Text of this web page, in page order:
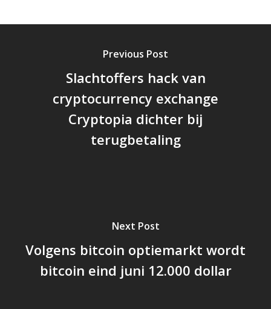
Previous Post
Slachtoffers hack van
cryptocurrency exchange
Cryptopia dichter bij
terugbetaling
Next Post
Volgens bitcoin optiemarkt wordt
bitcoin eind juni 12.000 dollar